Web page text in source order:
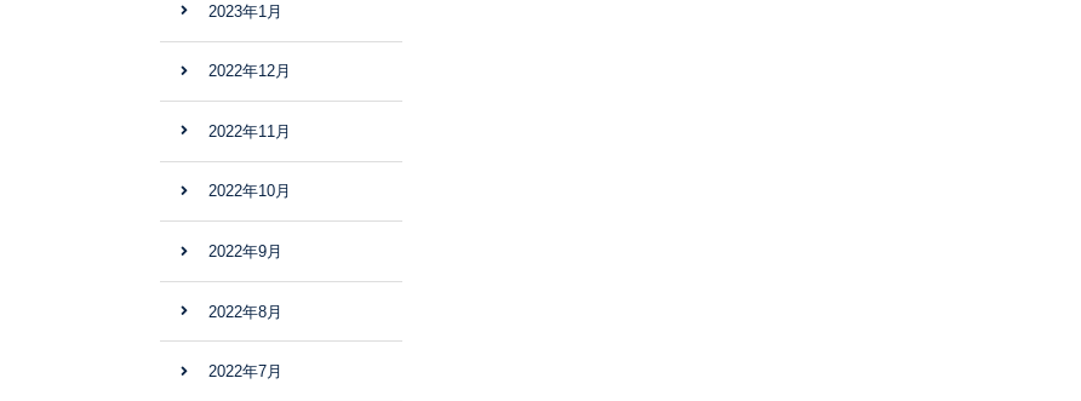
2023年1月
2022年12月
2022年11月
2022年10月
2022年9月
2022年8月
2022年7月